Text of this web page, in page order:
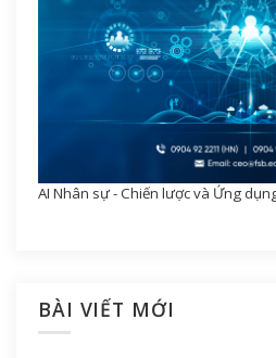
AI Nhân sự - Chiến lược và Ứng
BÀI VIẾT MỚI